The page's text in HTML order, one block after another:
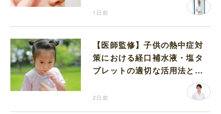
1日前
【医師監修】子供の熱中症対
策における経口補水液・塩タ
ブレットの適切な活用法と水
2日前